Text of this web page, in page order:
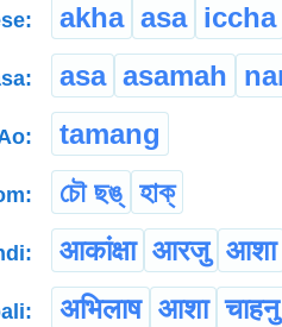
akha asa iccha
asa asamah
tamang
চৌ ছঙ্ হাক্
आकांक्षा आरजु आशा
अभिलाष आशा चाहनु